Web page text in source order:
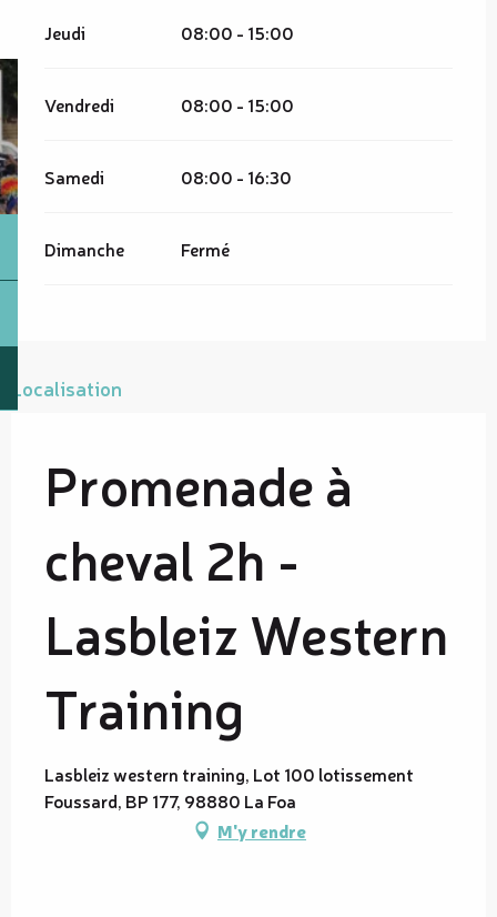
Jeudi 08:00 - 15:00
Vendredi 08:00 - 15:00
Samedi 08:00 - 16:30
Dimanche Fermé
Localisation
Promenade à
cheval 2h -
Lasbleiz Western
Training
Lasbleiz western training, Lot 100 lotissement
Foussard, BP 177, 98880 La Foa
M'y rendre